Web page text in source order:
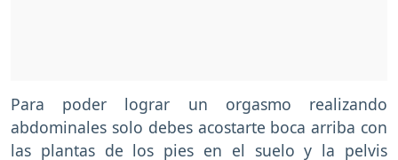
Para poder lograr un orgasmo realizando
abdominales solo debes acostarte boca arriba con
las plantas de los pies en el suelo y la pelvis